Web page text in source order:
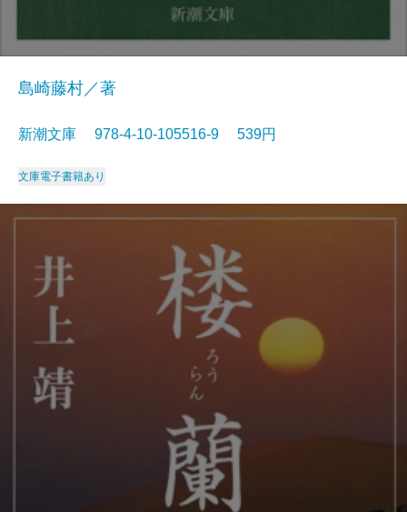
島崎藤村／著
新潮文庫 978-4-10-105516-9 539円
文庫電子書籍あり